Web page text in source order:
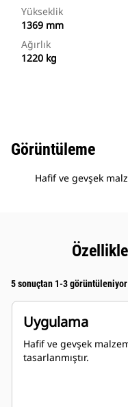
Yükseklik
1369 mm
Ağırlık
1220 kg
Görüntüleme
Hafif ve gevşek
5 sonuçtan 1-3 görüntüleniyor
Uygulama
Hafif ve gevşek
tasarlanmıştır.